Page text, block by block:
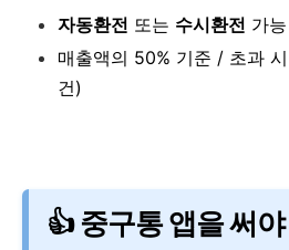
자동환전 또는 수시환전 가능
매출액의 50% 기준 / 초과
건)
👍 중구통 앱을 써